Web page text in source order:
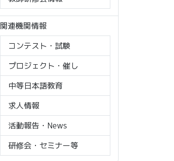
関連機関情報
コンテスト・試験
プロジェクト・催し
中等日本語教育
求人情報
活動報告・News
研修会・セミナー等